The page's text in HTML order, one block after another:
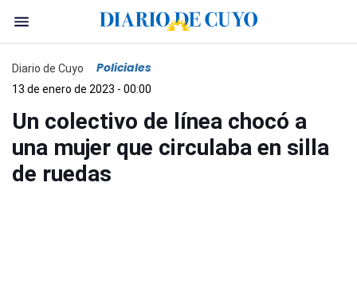
Diario de Cuyo Policiales
13 de enero de 2023 - 00:00
Un colectivo de línea chocó a
una mujer que circulaba en silla
de ruedas